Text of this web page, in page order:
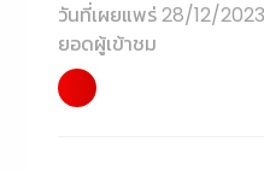
วันที่เผยแพร่28/12/2023
ยอดผู้เข้าชม